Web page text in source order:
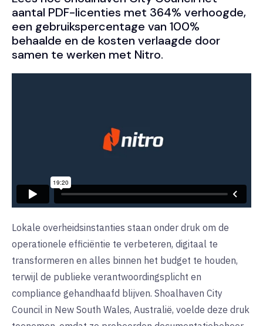
aantal PDF-licenties met 364% verhoogde,
een gebruikspercentage van 100%
behaalde en de kosten verlaagde door
samen te werken met Nitro.
Lokale overheidsinstanties staan onder druk om de
operationele efficiëntie te verbeteren, digitaal te
transformeren en alles binnen het budget te houden,
terwijl de publieke verantwoordingsplicht en
compliance gehandhaafd blijven. Shoalhaven City
Council in New South Wales, Australië, voelde deze druk